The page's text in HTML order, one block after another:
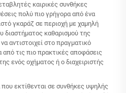
καιρικές συνθήκες
πολύ πιο γρήγορα από ένα
γκαράζ σε περιοχή με χαμηλή
διαστήματος καθαρισμού της
αντιστοιχεί στο πραγματικό
τις πιο πρακτικές αποφάσεις
ενός οχήματος ή ο διαχειριστής
εκτίθενται σε συνθήκες υψηλής